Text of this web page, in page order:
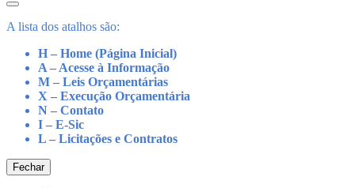
A lista dos atalhos são:
H – Home (Página Inicial)
A – Acesse à Informação
M – Leis Orçamentárias
X – Execução Orçamentária
N – Contato
I – E-Sic
L – Licitações e Contratos
Fechar